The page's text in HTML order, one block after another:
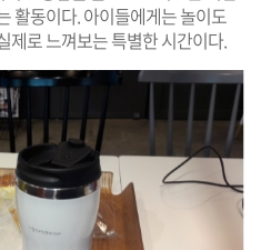
활동이다. 아이들에게는 놀이도
제로 느껴보는 특별한 시간이다.